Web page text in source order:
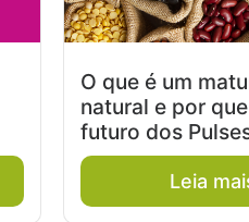
O que é um
natural e por
futuro dos
Leia